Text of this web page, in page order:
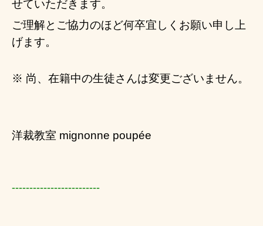
せていただきます。
ご理解とご協力のほど何卒宜しくお願い申し上
げます。
※ 尚、在籍中の生徒さんは変更ございません。
洋裁教室 mignonne poupée
-------------------------